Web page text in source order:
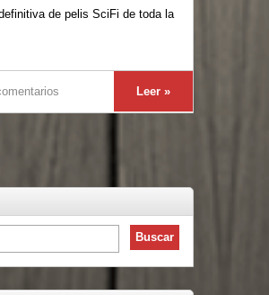
definitiva de pelis SciFi de toda la
Leer »